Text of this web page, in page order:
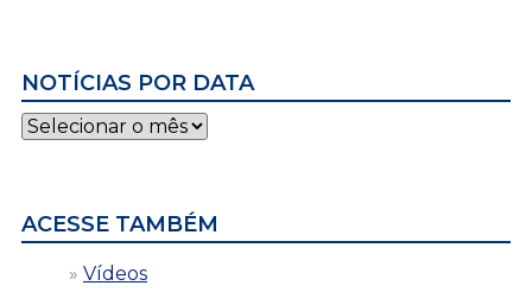
NOTÍCIAS POR DATA
Notícias
por
ACESSE TAMBÉM
Vídeos